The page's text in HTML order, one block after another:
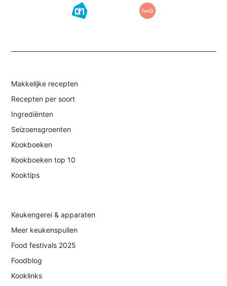
Makkelijke recepten
Recepten per soort
Ingrediënten
Seizoensgroenten
Kookboeken
Kookboeken top 10
Kooktips
Keukengerei & apparaten
Meer keukenspullen
Food festivals 2025
Foodblog
Kooklinks